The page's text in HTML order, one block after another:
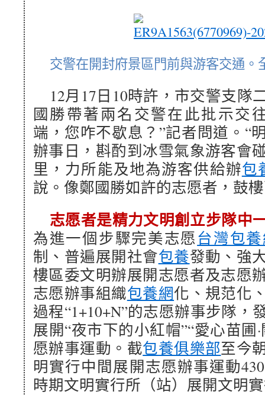
交警在開封府景區門前與游客交通。
12月17日10時許，市交警支隊
國勝帶著兩名交警在此批示交
端，您咋不歇息？”記者問道。“
辦事日，斟酌到冰雪氣象游客會
里，力所能及地為游客供給辦包
說。像鄭國勝如許的志愿者，鼓
志愿者是精力文明創立步隊中
為進一個步驟完美志愿台灣包
制、普遍展開社會包養發動、強
樓區委文明辦展開志愿者及志愿
志愿辦事組織包養網化、規范化
過程“1+10+N”的志愿辦事步隊，
展開“夜市下的小紅帽”“愛心苗圃
愿辦事運動。截包養俱樂部至今
明實行中間展開志愿辦事運動
時期文明實行所（站）展開文明